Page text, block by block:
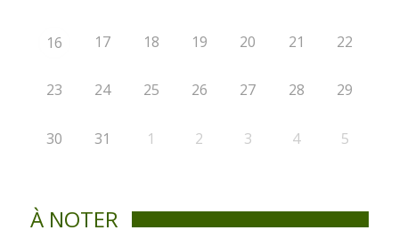
16 17 18 19 20 21 22
23 24 25 26 27 28 29
30 31 1 2 3 4 5
À NOTER